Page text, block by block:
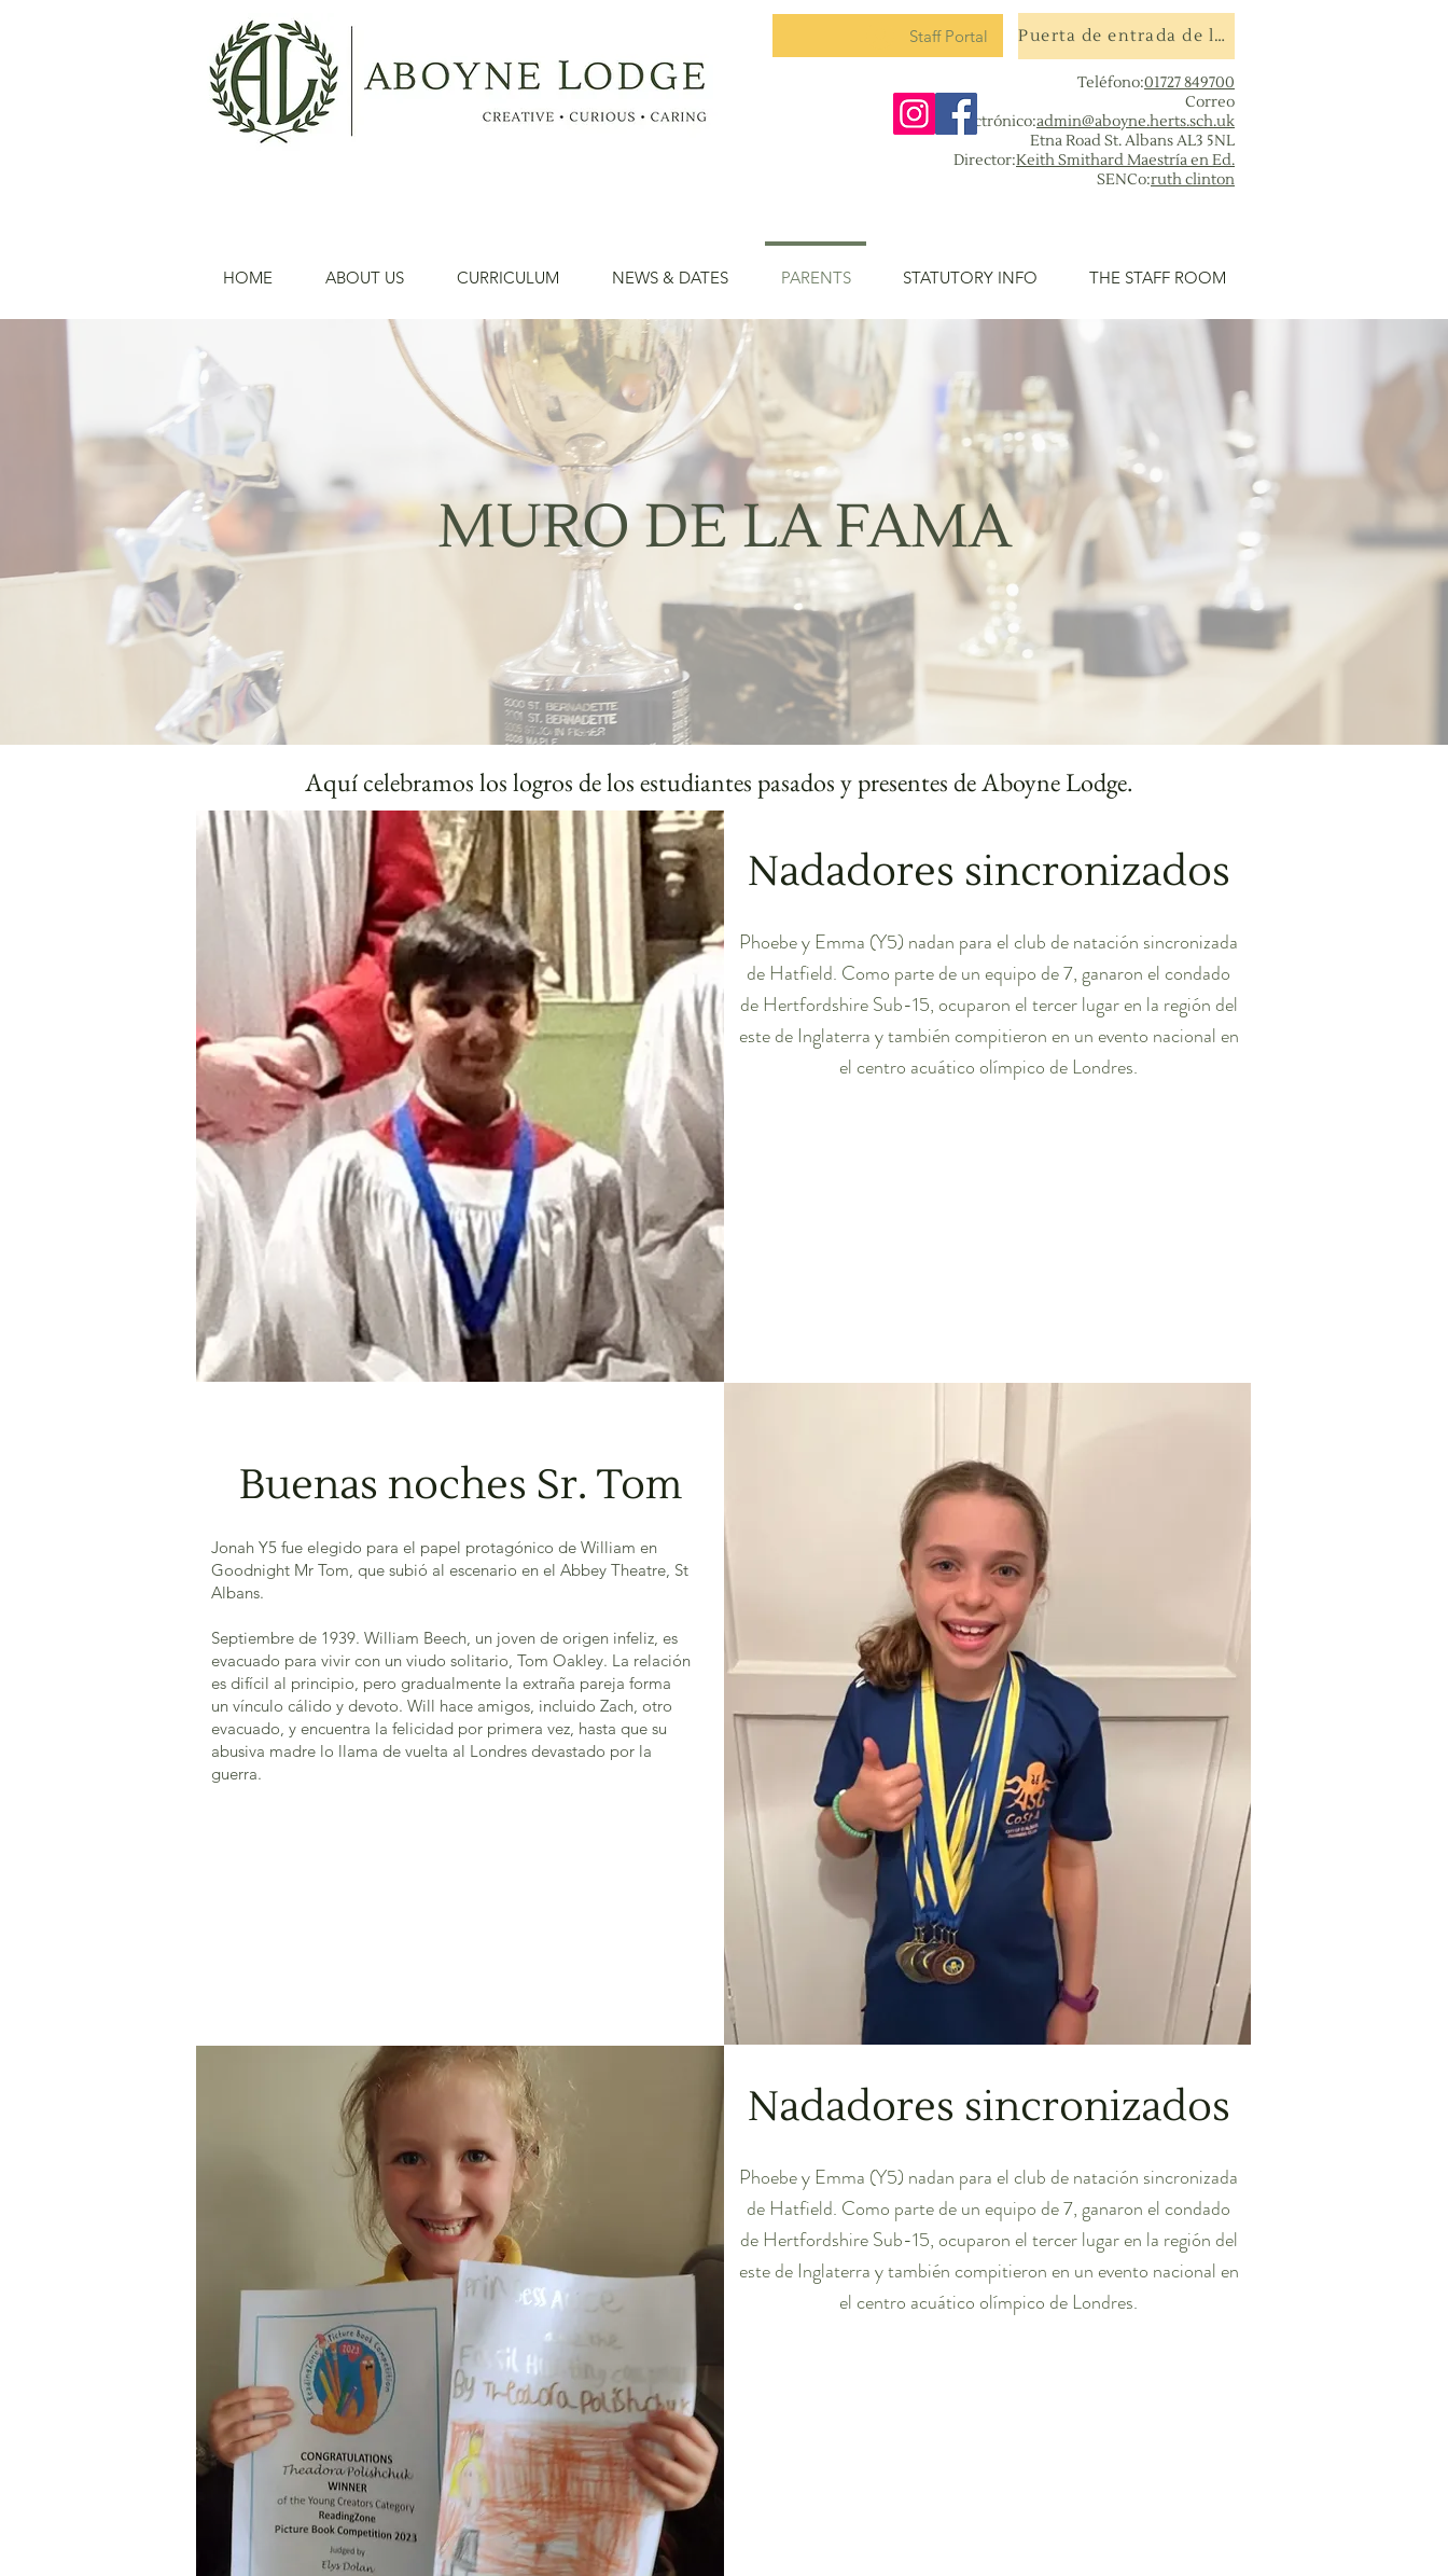
Staff Portal Puerta de entrada de la escuela
Teléfono:01727 849700
Correo
electrónico:admin@aboyne.herts.sch.uk
Etna Road St. Albans AL3 5NL
Director:Keith Smithard Maestría en Ed.
SENCo:ruth clinton
HOME ABOUT US CURRICULUM NEWS & DATES PARENTS STATUTORY INFO THE STAFF ROOM
MURO DE LA FAMA
Aquí celebramos los logros de los estudiantes pasados y presentes de Aboyne Lodge.
Nadadores sincronizados
Phoebe y Emma (Y5) nadan para el club de natación sincronizada
de Hatfield. Como parte de un equipo de 7, ganaron el condado
de Hertfordshire Sub-15, ocuparon el tercer lugar en la región del
este de Inglaterra y también compitieron en un evento nacional en
el centro acuático olímpico de Londres.
Buenas noches Sr. Tom
Jonah Y5 fue elegido para el papel protagónico de William en
Goodnight Mr Tom, que subió al escenario en el Abbey Theatre, St
Albans.
Septiembre de 1939. William Beech, un joven de origen infeliz, es
evacuado para vivir con un viudo solitario, Tom Oakley. La relación
es difícil al principio, pero gradualmente la extraña pareja forma
un vínculo cálido y devoto. Will hace amigos, incluido Zach, otro
evacuado, y encuentra la felicidad por primera vez, hasta que su
abusiva madre lo llama de vuelta al Londres devastado por la
guerra.
Nadadores sincronizados
Phoebe y Emma (Y5) nadan para el club de natación sincronizada
de Hatfield. Como parte de un equipo de 7, ganaron el condado
de Hertfordshire Sub-15, ocuparon el tercer lugar en la región del
este de Inglaterra y también compitieron en un evento nacional en
el centro acuático olímpico de Londres.